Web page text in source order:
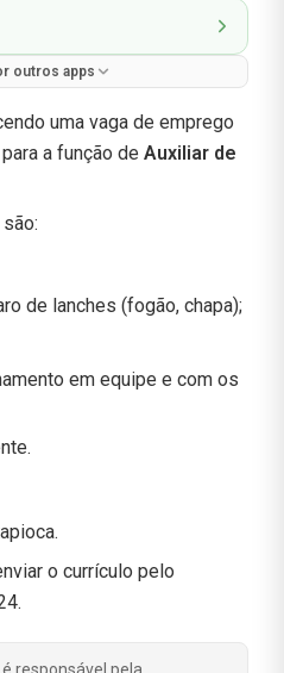
outros apps
uma vaga de emprego
a função de Auxiliar de
de lanches (fogão, chapa);
em equipe e com os
o currículo pelo